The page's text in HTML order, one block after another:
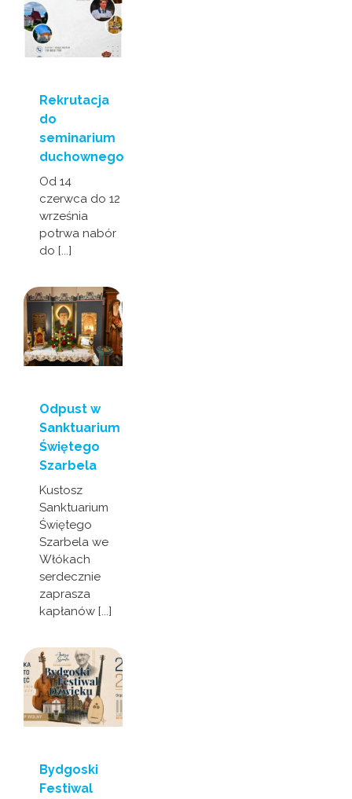
Rekrutacja
do
seminarium
duchownego
Od 14
czerwca do 12
września
potrwa nabór
do [...]
Odpust w
Sanktuarium
Świętego
Szarbela
Kustosz
Sanktuarium
Świętego
Szarbela we
Włókach
serdecznie
zaprasza
kapłanów [...]
Bydgoski
Festiwal